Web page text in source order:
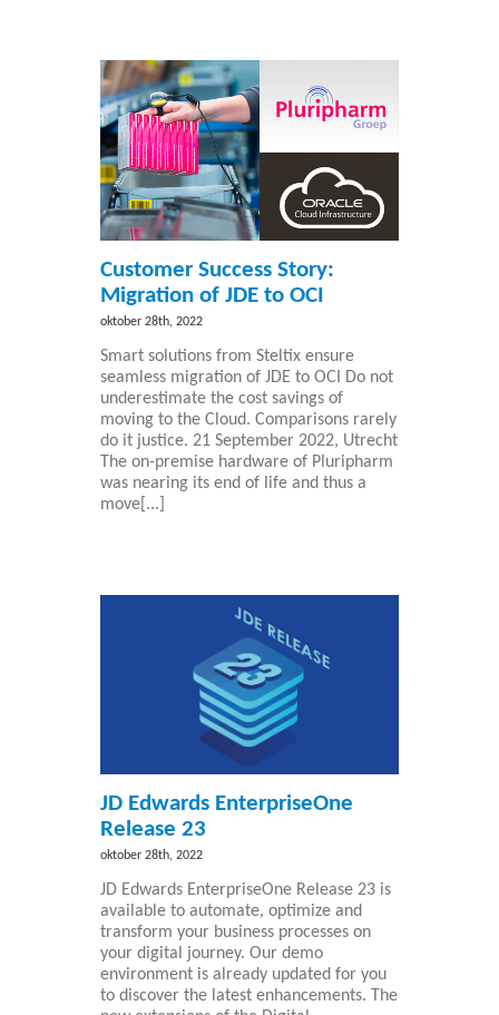
Customer Success Story:
Migration of JDE to OCI
oktober 28th, 2022
Smart solutions from Steltix ensure
seamless migration of JDE to OCI Do not
underestimate the cost savings of
moving to the Cloud. Comparisons rarely
do it justice. 21 September 2022, Utrecht
The on-premise hardware of Pluripharm
was nearing its end of life and thus a
move[...]
JD Edwards EnterpriseOne
Release 23
oktober 28th, 2022
JD Edwards EnterpriseOne Release 23 is
available to automate, optimize and
transform your business processes on
your digital journey. Our demo
environment is already updated for you
to discover the latest enhancements. The